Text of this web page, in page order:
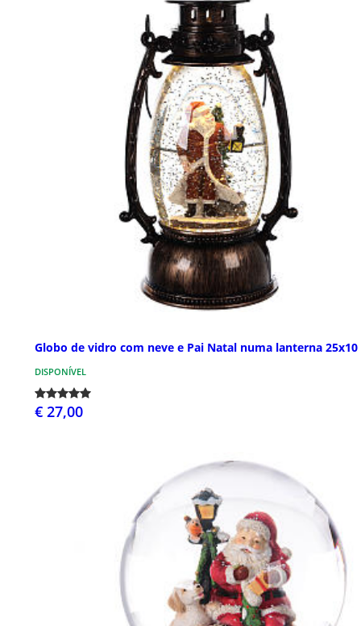
Globo de vidro com neve e Pai Natal numa lanterna 25x10
DISPONÍVEL
€ 27,00